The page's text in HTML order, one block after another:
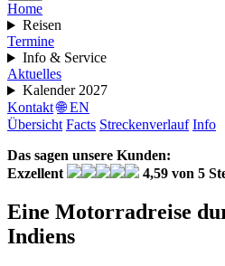
Home
Reisen
Termine
Info & Service
Aktuelles
Kalender 2027
Kontakt 🌐 EN
Übersicht Facts Streckenverlauf Info
Das sagen unsere Kunden:
Exzellent
4,59 von 5
Eine Motorradreise
Indiens